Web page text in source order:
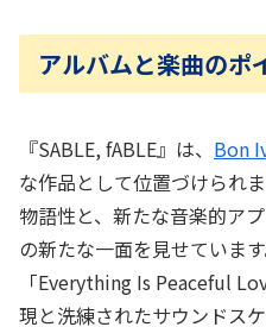
アルバムと楽曲のポ
『SABLE, fABLE』は、 Bon
な作品として位置づけられ
物語性と、新たな音楽的ア
の新たな一面を見せていま
「Everything Is Peaceful
現と洗練されたサウンドス